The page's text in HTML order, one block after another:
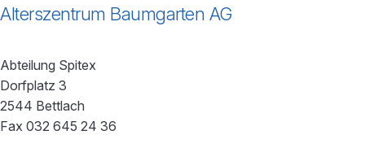
Alterszentrum Baumgarten AG
Abteilung Spitex
Dorfplatz 3
2544 Bettlach
Fax 032 645 24 36